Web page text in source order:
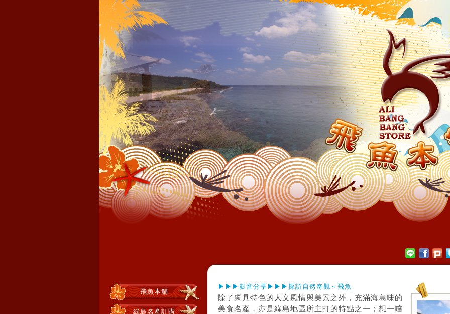
飛魚本舖
綠島名產訂購
▶▶▶影音分享▶▶▶探訪自然奇觀～飛魚
除了獨具特色的人文風情與美景之外，充滿海島味的
美食名產，亦是綠島地區所主打的特點之一；想一嚐